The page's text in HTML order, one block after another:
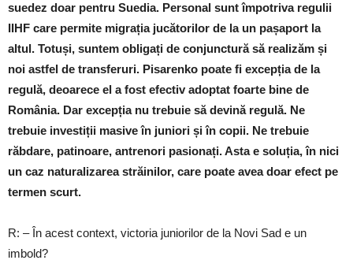
suedez doar pentru Suedia. Personal sunt împotriva regulii
IIHF care permite migrația jucătorilor de la un pașaport la
altul. Totuși, suntem obligați de conjunctură să realizăm și
noi astfel de transferuri. Pisarenko poate fi excepția de la
regulă, deoarece el a fost efectiv adoptat foarte bine de
România. Dar excepția nu trebuie să devină regulă. Ne
trebuie investiții masive în juniori și în copii. Ne trebuie
răbdare, patinoare, antrenori pasionați. Asta e soluția, în nici
un caz naturalizarea străinilor, care poate avea doar efect pe
termen scurt.
R: – În acest context, victoria juniorilor de la Novi Sad e un
imbold?